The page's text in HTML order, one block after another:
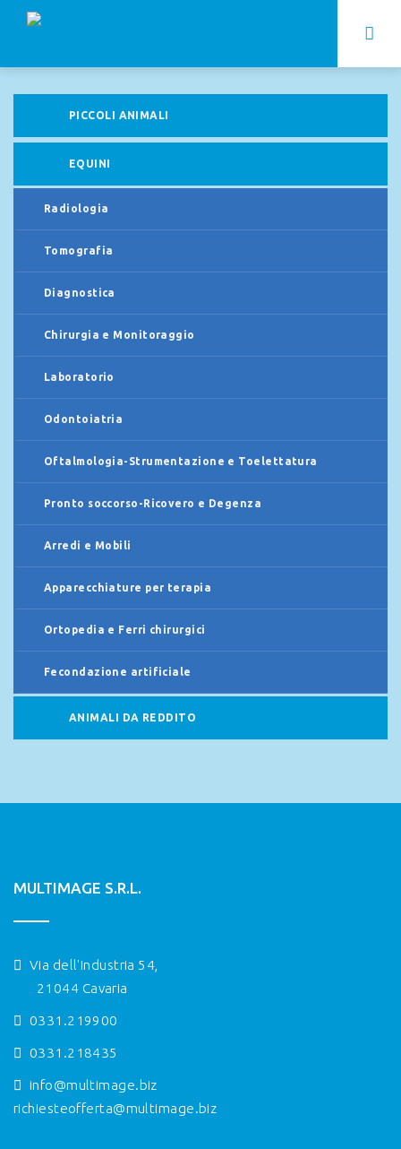
PICCOLI ANIMALI
EQUINI
Radiologia
Tomografia
Diagnostica
Chirurgia e Monitoraggio
Laboratorio
Odontoiatria
Oftalmologia-Strumentazione e Toelettatura
Pronto soccorso-Ricovero e Degenza
Arredi e Mobili
Apparecchiature per terapia
Ortopedia e Ferri chirurgici
Fecondazione artificiale
ANIMALI DA REDDITO
MULTIMAGE S.R.L.
Via dell'Industria 54,
21044 Cavaria
0331.219900
0331.218435
info@multimage.biz
richiesteofferta@multimage.biz